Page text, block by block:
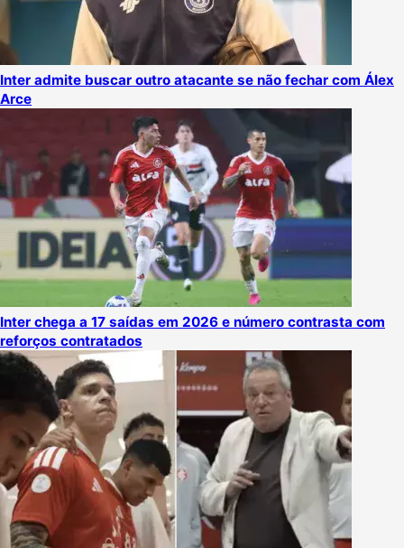
Inter admite buscar outro atacante se não fechar com Álex
Arce
Inter chega a 17 saídas em 2026 e número contrasta com
reforços contratados